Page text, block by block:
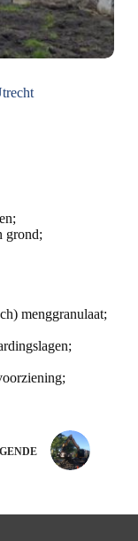
grond;
menggranulaat;